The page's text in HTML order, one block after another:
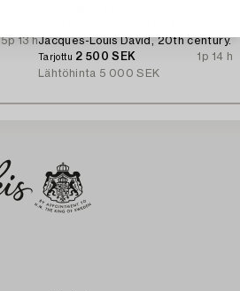
5p 13 hJacques-Louis David, 20th century.
Tarjottu 2 500 SEK
1p 14 h
Lähtöhinta 5 000 SEK